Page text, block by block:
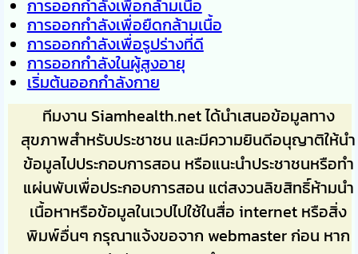
การออกกำลังเพื่อกล้ามเนื้อ
การออกกำลังเพื่อยืดกล้ามเนื้อ
การออกกำลังเพื่อรูปร่างที่ดี
การออกกำลังในผู้สูงอายุ
เริ่มต้นออกกำลังกาย
ทีมงาน Siamhealth.net ได้นำเสนอข้อมูลทาง
สุขภาพสำหรับประชาชน และมีความยินดีอนุญาติให้นำ
ข้อมูลไปประกอบการสอน หรือแนะนำประชาชนหรือทำ
แผ่นพับเพื่อประกอบการสอน แต่สงวนลิขสิทธิ์ห้ามนำ
เนื้อหาหรือข้อมูลในเวปไปใช้ในสื่อ internet หรือสิ่ง
พิมพ์อื่นๆ กรุณาแจ้งขอจาก webmaster ก่อน หาก